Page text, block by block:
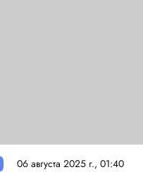
06 августа 2025 г., 01:40